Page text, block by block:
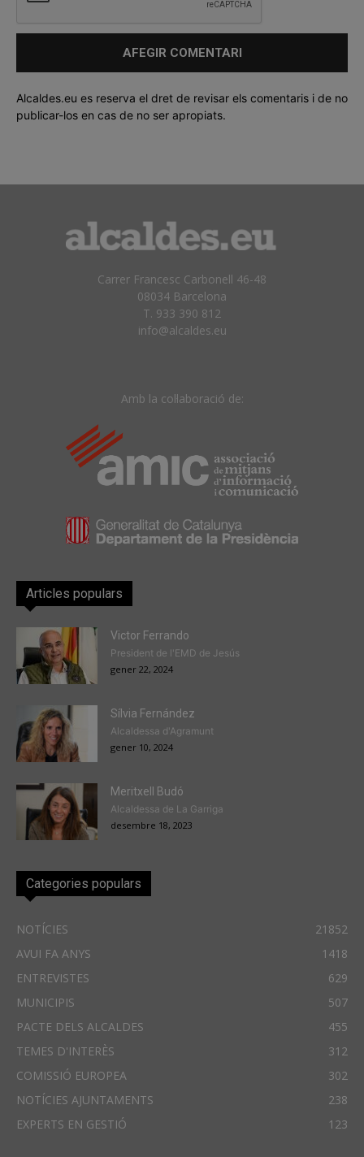
Alcaldes.eu es reserva el dret de revisar els comentaris i de no
publicar-los en cas de no ser apropiats.
Carrer Francesc Carbonell 46-48
08034 Barcelona
T. 933 390 812
info@alcaldes.eu
Amb la col·laboració de:
Articles populars
Victor Ferrando
President de l'EMD de Jesús
gener 22, 2024
Sílvia Fernández
Alcaldessa d'Agramunt
gener 10, 2024
Meritxell Budó
Alcaldessa de La Garriga
desembre 18, 2023
Categories populars
NOTÍCIES
21852
AVUI FA ANYS
1418
ENTREVISTES
629
MUNICIPIS
507
PACTE DELS ALCALDES
455
TEMES D'INTERÈS
312
COMISSIÓ EUROPEA
302
NOTÍCIES AJUNTAMENTS
238
EXPERTS EN GESTIÓ
123